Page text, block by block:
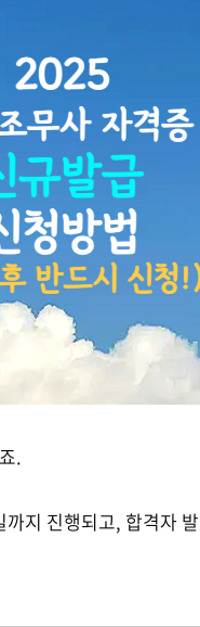
.
지 진행되고, 합격자